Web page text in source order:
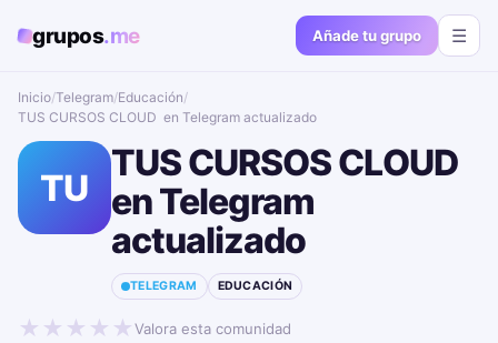
grupos.me Añade tu grupo ☰
Inicio/Telegram/Educación/
TUS CURSOS CLOUD ‍ en Telegram actualizado📱🔥
TU
TUS CURSOS CLOUD ‍
en Telegram
actualizado📱🔥
TELEGRAM EDUCACIÓN
★ ★ ★ ★ ★Valora esta comunidad